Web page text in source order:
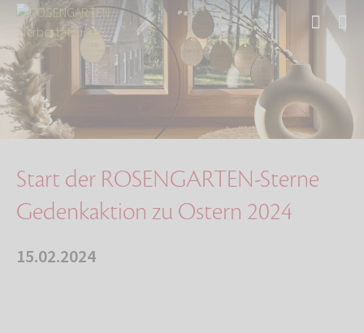
Start Über uns
Aktuelles
Start der ROSENGARTEN-Sterne Gedenkaktion zu …
Start der ROSENGARTEN-Sterne
Gedenkaktion zu Ostern 2024
15.02.2024